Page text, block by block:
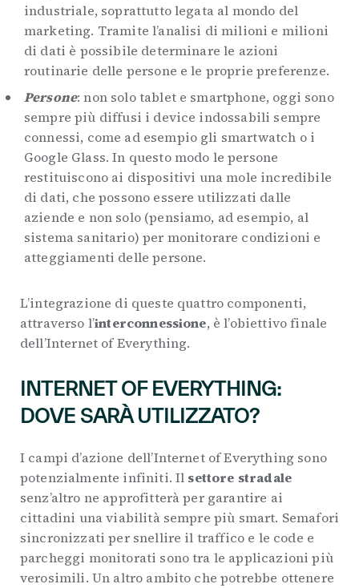
industriale, soprattutto legata al mondo del
marketing. Tramite l’analisi di milioni e milioni
di dati è possibile determinare le azioni
routinarie delle persone e le proprie preferenze.
Persone: non solo tablet e smartphone, oggi sono
sempre più diffusi i device indossabili sempre
connessi, come ad esempio gli smartwatch o i
Google Glass. In questo modo le persone
restituiscono ai dispositivi una mole incredibile
di dati, che possono essere utilizzati dalle
aziende e non solo (pensiamo, ad esempio, al
sistema sanitario) per monitorare condizioni e
atteggiamenti delle persone.
L’integrazione di queste quattro componenti,
attraverso l’interconnessione, è l’obiettivo finale
dell’Internet of Everything.
INTERNET OF EVERYTHING:
DOVE SARÀ UTILIZZATO?
I campi d’azione dell’Internet of Everything sono
potenzialmente infiniti. Il settore stradale
senz’altro ne approfitterà per garantire ai
cittadini una viabilità sempre più smart. Semafori
sincronizzati per snellire il traffico e le code e
parcheggi monitorati sono tra le applicazioni più
verosimili. Un altro ambito che potrebbe ottenere